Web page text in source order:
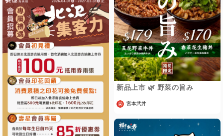
新品上市 🌿 野菜の旨み
宮本武丼